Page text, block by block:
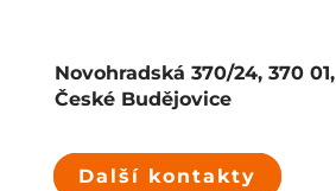
Novohradská 370/24, 370 01,
České Budějovice
Další kontakty